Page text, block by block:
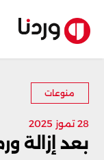
منوعات
28 تموز 2025
بعد إزالة